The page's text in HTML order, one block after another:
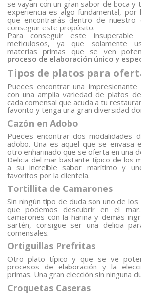
se vayan con un gran sabor de boca y
experiencia es algo fundamental,
que encontrarás dentro de nuestro
conseguir este propósito.
Para conseguir este
meticulosos, ya que solamente
materias primas que se ven
proceso de elaboración único y
Tipos de platos para
Puedes encontrar una
con una amplia variedad de platos
cada comensal que acuda a tu
favorito y tenga una gran diversidad
Cazón en Adobo
Puedes encontrar dos modalidades
adobo. Una es aquel que se envasa
otro enharinado que se oferta en una
Delicia del mar bastante típico de los
a su increíble sabor marítimo y
favoritos por la clientela.
Tortillita de Camarones
Sin ningún tipo de duda son uno de
que podemos descubrir en el
camarones con la harina y demás
sartén, consigue ser una delicia
comensales.
Ortiguillas Prefritas
Otro plato típico y que se ve
procesos de elaboración y la
primas. Una gran elección sin ninguna
Croquetas Caseras